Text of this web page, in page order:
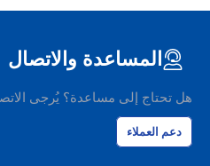
المساعدة والاتصال
هل تحتاج إلى مساعدة؟ يُرجى
دعم العملاء